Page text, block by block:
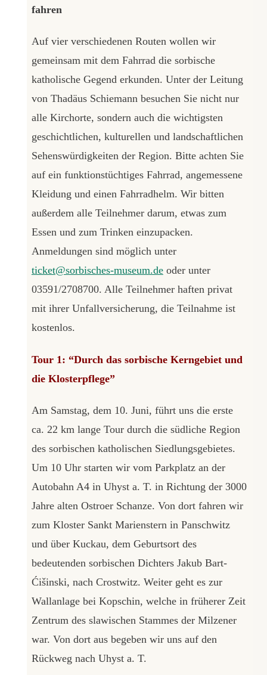
fahren
Auf vier verschiedenen Routen wollen wir
gemeinsam mit dem Fahrrad die sorbische
katholische Gegend erkunden. Unter der Leitung
von Thadäus Schiemann besuchen Sie nicht nur
alle Kirchorte, sondern auch die wichtigsten
geschichtlichen, kulturellen und landschaftlichen
Sehenswürdigkeiten der Region. Bitte achten Sie
auf ein funktionstüchtiges Fahrrad, angemessene
Kleidung und einen Fahrradhelm. Wir bitten
außerdem alle Teilnehmer darum, etwas zum
Essen und zum Trinken einzupacken.
Anmeldungen sind möglich unter
ticket@sorbisches-museum.deoder unter
03591/2708700. Alle Teilnehmer haften privat
mit ihrer Unfallversicherung, die Teilnahme ist
kostenlos.
Tour 1: “Durch das sorbische Kerngebiet und
die Klosterpflege”
Am Samstag, dem 10. Juni, führt uns die erste
ca. 22 km lange Tour durch die südliche Region
des sorbischen katholischen Siedlungsgebietes.
Um 10 Uhr starten wir vom Parkplatz an der
Autobahn A4 in Uhyst a. T. in Richtung der 3000
Jahre alten Ostroer Schanze. Von dort fahren wir
zum Kloster Sankt Marienstern in Panschwitz
und über Kuckau, dem Geburtsort des
bedeutenden sorbischen Dichters Jakub Bart-
Ćišinski, nach Crostwitz. Weiter geht es zur
Wallanlage bei Kopschin, welche in früherer Zeit
Zentrum des slawischen Stammes der Milzener
war. Von dort aus begeben wir uns auf den
Rückweg nach Uhyst a. T.